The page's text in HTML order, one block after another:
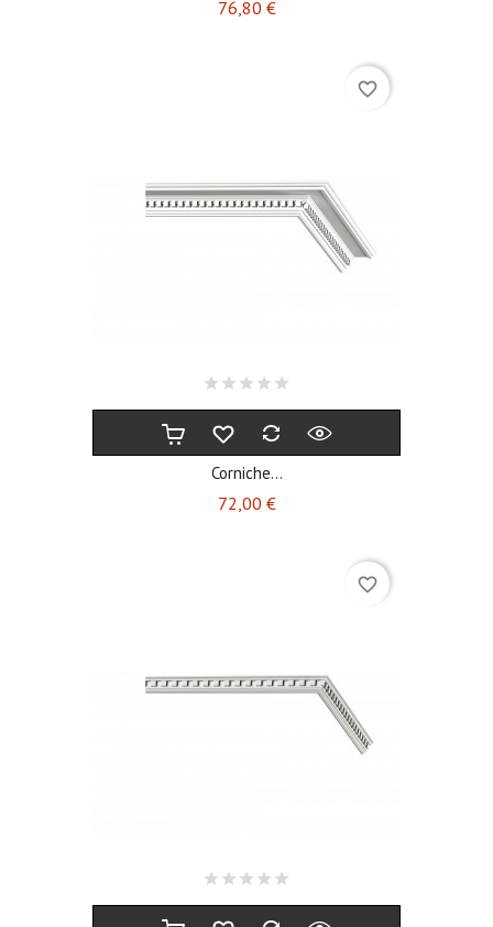
76,80 €Prix
Corniche...
72,00 €Prix
favorite_border
favorite_border